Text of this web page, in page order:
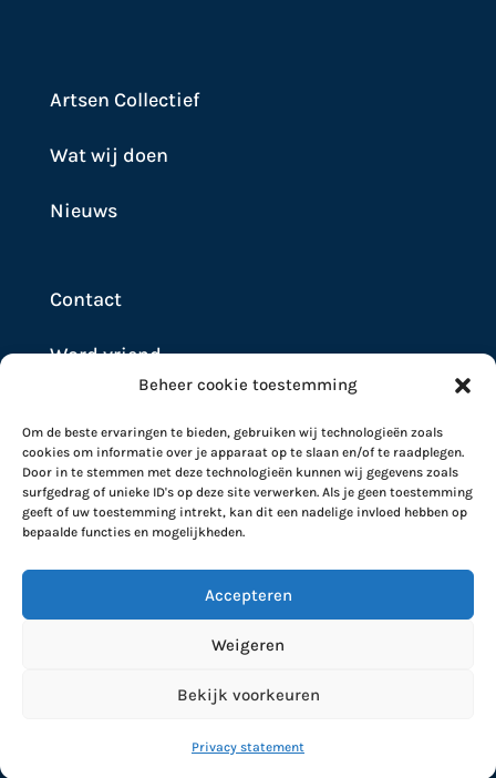
Beheer cookie toestemming
Om de beste ervaringen te bieden, gebruiken wij technologieën zoals
cookies om informatie over je apparaat op te slaan en/of te raadplegen.
Door in te stemmen met deze technologieën kunnen wij gegevens zoals
surfgedrag of unieke ID's op deze site verwerken. Als je geen toestemming
geeft of uw toestemming intrekt, kan dit een nadelige invloed hebben op
bepaalde functies en mogelijkheden.
Accepteren
Weigeren
Bekijk voorkeuren
Privacy statement
Artsen Collectief
Wat wij doen
Nieuws
Contact
Word vriend
Privacy Statement|